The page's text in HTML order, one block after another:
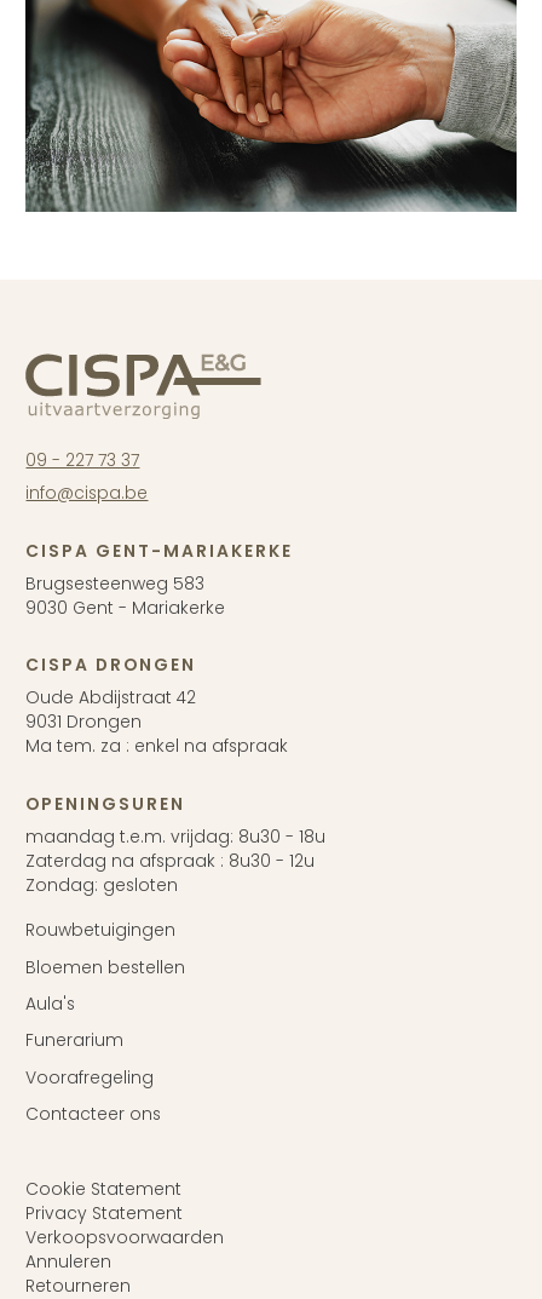
09 - 227 73 37
info@cispa.be
CISPA GENT-MARIAKERKE
Brugsesteenweg 583
9030 Gent - Mariakerke
CISPA DRONGEN
Oude Abdijstraat 42
9031 Drongen
Ma tem. za : enkel na afspraak
OPENINGSUREN
maandag t.e.m. vrijdag: 8u30 - 18u
Zaterdag na afspraak : 8u30 - 12u
Zondag: gesloten
Rouwbetuigingen
Bloemen bestellen
Aula's
Funerarium
Voorafregeling
Contacteer ons
Cookie Statement
Privacy Statement
Verkoopsvoorwaarden
Annuleren
Retourneren